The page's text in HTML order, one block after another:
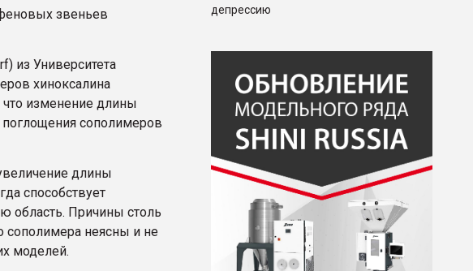
звеньев
из Университета
хиноксалина
изменение длины
поглощения сополимеров
длины
способствует
область. Причины столь
сополимера неясны и не
моделей.
депрессию